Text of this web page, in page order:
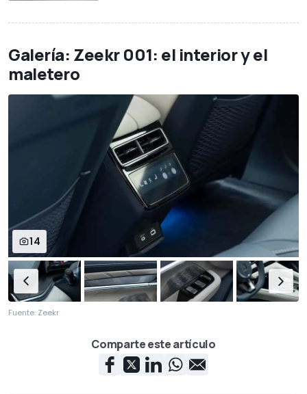
Galería: Zeekr 001: el interior y el
maletero
14
Fuente: Zeekr
Comparte este artículo